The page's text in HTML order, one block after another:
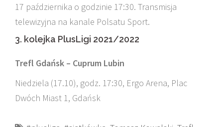
17 października o godzinie 17:30. Transmisja
telewizyjna na kanale Polsatu Sport.
3. kolejka PlusLigi 2021/2022
Trefl Gdańsk – Cuprum Lubin
Niedziela (17.10), godz. 17:30, Ergo Arena, Plac
Dwóch Miast 1, Gdańsk